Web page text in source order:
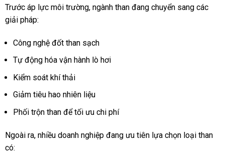
Trước áp lực môi trường, ngành than đang chuyển sang các
giải pháp:
Công nghệ đốt than sạch
Tự động hóa vận hành lò hơi
Kiểm soát khí thải
Giảm tiêu hao nhiên liệu
Phối trộn than để tối ưu chi phí
Ngoài ra, nhiều doanh nghiệp đang ưu tiên lựa chọn loại than
có: